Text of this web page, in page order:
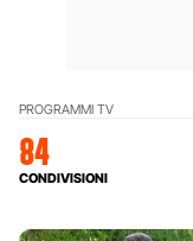
PROGRAMMI TV
84
CONDIVISIONI